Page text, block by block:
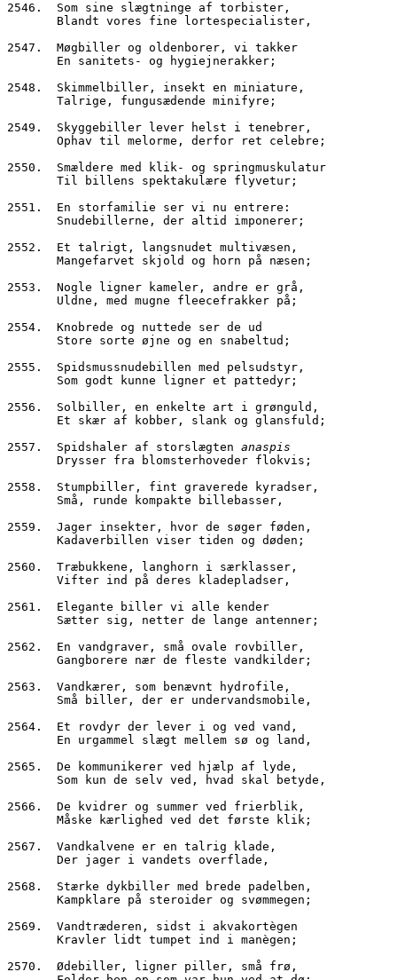
2546.  Som sine slægtninge af torbister,
       Blandt vores fine lortespecialister,
2547.  Møgbiller og oldenborer, vi takker
       En sanitets- og hygiejnerakker;
2548.  Skimmelbiller, insekt en miniature,
       Talrige, fungusædende minifyre;
2549.  Skyggebiller lever helst i tenebrer,
       Ophav til melorme, derfor ret celebre;
2550.  Smældere med klik- og springmuskulatur
       Til billens spektakulære flyvetur;
2551.  En storfamilie ser vi nu entrere:
       Snudebillerne, der altid imponerer;
2552.  Et talrigt, langsnudet multivæsen,
       Mangefarvet skjold og horn på næsen;
2553.  Nogle ligner kameler, andre er grå,
       Uldne, med mugne fleecefrakker på;
2554.  Knobrede og nuttede ser de ud
       Store sorte øjne og en snabeltud;
2555.  Spidsmussnudebillen med pelsudstyr,
       Som godt kunne ligner et pattedyr;
2556.  Solbiller, en enkelte art i grønguld,
       Et skær af kobber, slank og glansfuld;
2557.  Spidshaler af storslægten anaspis
       Drysser fra blomsterhoveder flokvis;
2558.  Stumpbiller, fint graverede kyradser,
       Små, runde kompakte billebasser,
2559.  Jager insekter, hvor de søger føden,
       Kadaverbillen viser tiden og døden;
2560.  Træbukkene, langhorn i særklasser,
       Vifter ind på deres kladepladser,
2561.  Elegante biller vi alle kender
       Sætter sig, netter de lange antenner;
2562.  En vandgraver, små ovale rovbiller,
       Gangborere nær de fleste vandkilder;
2563.  Vandkærer, som benævnt hydrofile,
       Små biller, der er undervandsmobile,
2564.  Et rovdyr der lever i og ved vand,
       En urgammel slægt mellem sø og land,
2565.  De kommunikerer ved hjælp af lyde,
       Som kun de selv ved, hvad skal betyde,
2566.  De kvidrer og summer ved frierblik,
       Måske kærlighed ved det første klik;
2567.  Vandkalvene er en talrig klade,
       Der jager i vandets overflade,
2568.  Stærke dykbiller med brede padelben,
       Kampklare på steroider og svømmegen;
2569.  Vandtræderen, sidst i akvakortègen
       Kravler lidt tumpet ind i manègen;
2570.  Ødebiller, ligner piller, små frø,